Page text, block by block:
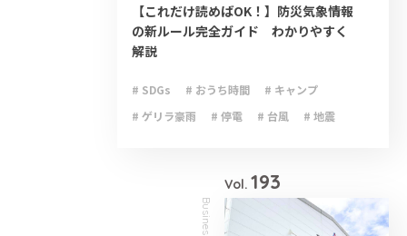
【これだけ読めばOK！】防災気象情報
の新ルール完全ガイド わかりやすく
解説
# SDGs # おうち時間
# キャンプ
# ゲリラ豪雨
# 停電 # 台風
# 地震
Business
Vol. 193